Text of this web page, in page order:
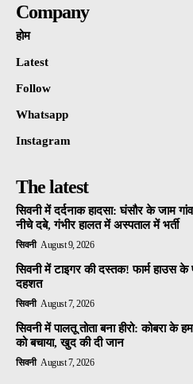
Company
होम
Latest
Follow
Whatsapp
Instagram
The latest
सिवनी में दर्दनाक हादसा: घंसौर के जाम
नीचे दबे, गंभीर हालत में अस्पताल में भर्ती
सिवनी August 9, 2026
सिवनी में टाइगर की दस्तक! फार्म हाउस
दहशत
सिवनी August 7, 2026
सिवनी में पालतू तोता बना हीरो: कोबरा
को बचाया, खुद की दी जान
सिवनी August 7, 2026